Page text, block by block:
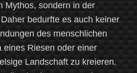
Mythos, sondern in der
bedurfte es auch keiner
des menschlichen
eines Riesen oder einer
Landschaft zu kreieren.